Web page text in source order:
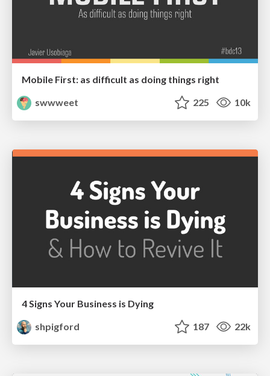
Mobile First: as difficult as doing things right
swwweet
225 10k
4 Signs Your Business is Dying
shpigford
187 22k